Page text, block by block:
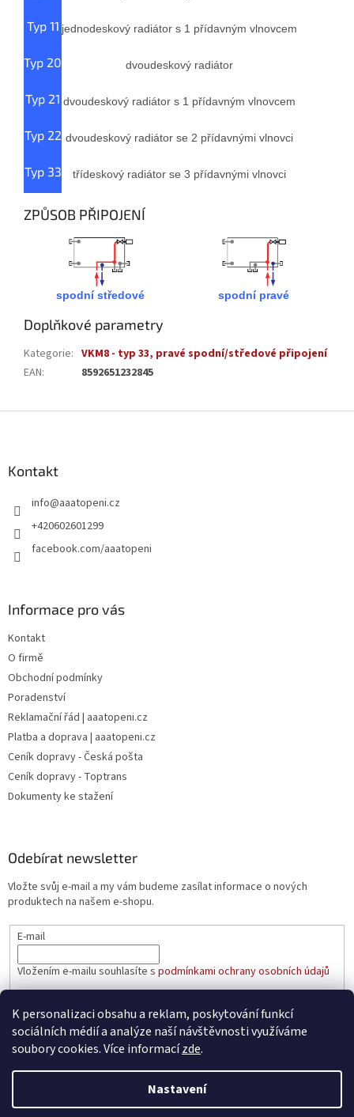
K personalizaci obsahu a reklam, poskytování funkcí
sociálních médií a analýze naší návštěvnosti využíváme
soubory cookies. Více informacízde.
Nastavení
Typ 11 jednodeskový radiátor s 1 přídavným vlnovcem
Typ 20 dvoudeskový radiátor
Typ 21 dvoudeskový radiátor s 1 přídavným vlnovcem
Typ 22 dvoudeskový radiátor se 2 přídavnými vlnovci
Typ 33 třídeskový radiátor se 3 přídavnými vlnovci
ZPŮSOB PŘIPOJENÍ
spodní středové spodní pravé
Doplňkové parametry
Kategorie: VKM8 - typ 33, pravé spodní/středové připojení
EAN: 8592651232845
Kontakt
info@aaatopeni.cz
+420602601299
facebook.com/aaatopeni
Informace pro vás
Kontakt
O firmě
Obchodní podmínky
Poradenství
Reklamační řád | aaatopeni.cz
Platba a doprava | aaatopeni.cz
Ceník dopravy - Česká pošta
Ceník dopravy - Toptrans
Dokumenty ke stažení
Odebírat newsletter
Vložte svůj e-mail a my vám budeme zasílat informace o nových
produktech na našem e-shopu.
E-mail
Vložením e-mailu souhlasíte s podmínkami ochrany osobních údajů
PŘIHLÁSIT SE